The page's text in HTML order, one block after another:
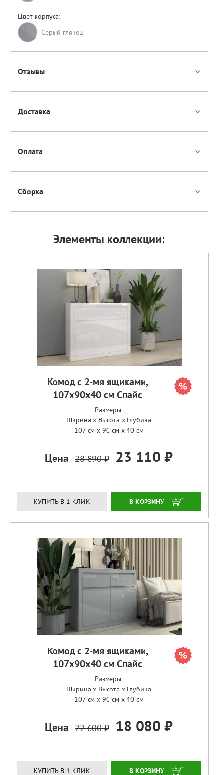
Цвет корпуса:
Cерый глянец
Отзывы
Доставка
Оплата
Сборка
Элементы коллекции:
Комод с 2-мя ящиками,
107х90х40 см Спайс
Размеры:
Ширина x Высота x Глубина
107 см x 90 см x 40 см
Цена 28 890 ₽ 23 110 ₽
КУПИТЬ В 1 КЛИК ЗАКАЗАТЬ
Комод с 2-мя ящиками,
107х90х40 см Спайс
Размеры:
Ширина x Высота x Глубина
107 см x 90 см x 40 см
Цена 22 600 ₽ 18 080 ₽
КУПИТЬ В 1 КЛИК ЗАКАЗАТЬ